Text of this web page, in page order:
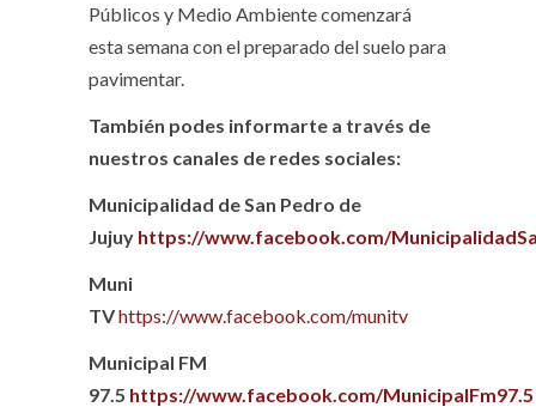
Públicos y Medio Ambiente comenzará
esta semana con el preparado del suelo para
pavimentar.
También podes informarte a través de
nuestros canales de redes sociales:
Municipalidad de San Pedro de
Jujuy https://www.facebook.com/
Muni
TVhttps://www.facebook.com/munitv
Municipal FM
97.5 https://www.facebook.com/MunicipalFm97.5